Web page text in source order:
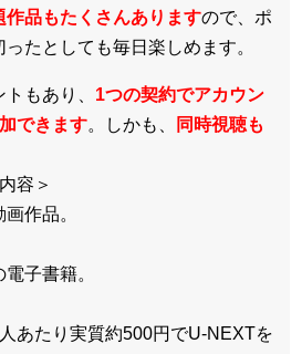
作品もたくさんありますので、ポ
たとしても毎日楽しめます。
もあり、 1つの契約でアカウン
できます。しかも、
同時視聴も
容＞
作品。
子書籍。
あたり実質約500円でU-NEXTを